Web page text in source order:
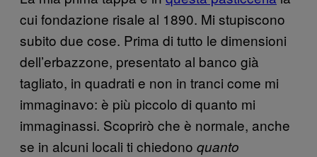
cui fondazione risale al 1890. Mi stupiscono
subito due cose. Prima di tutto le dimensioni
dell’erbazzone, presentato al banco già
tagliato, in quadrati e non in tranci come mi
immaginavo: è più piccolo di quanto mi
immaginassi. Scoprirò che è normale, anche
se in alcuni locali ti chiedono quanto